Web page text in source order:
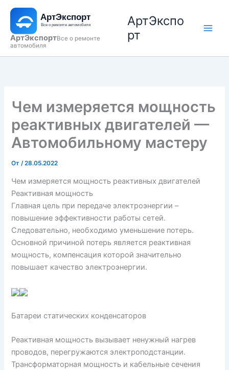
Перейти
содержимому
АртЭкспортВсе о ремонте
автомобиля
АртЭкспо
рт
Чем измеряется мощность
реактивных двигателей —
Автомобильному мастеру
От /28.05.2022
Чем измеряется мощность реактивных двигателей
Реактивная мощность
Главная цель при передаче электроэнергии –
повышение эффективности работы сетей.
Следовательно, необходимо уменьшение потерь.
Основной причиной потерь является реактивная
мощность, компенсация которой значительно
повышает качество электроэнергии.
Батареи статических конденсаторов
Реактивная мощность вызывает ненужный нагрев
проводов, перегружаются электроподстанции.
Трансформаторная мощность и кабельные сечения